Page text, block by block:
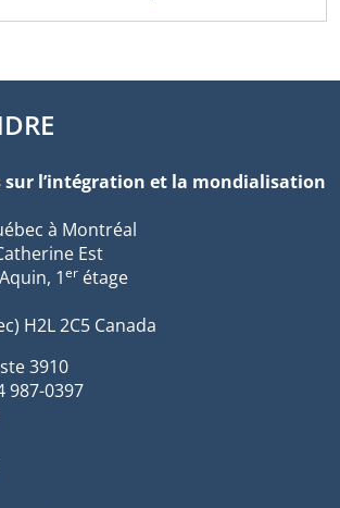
sur l’intégration et la mondialisation
à Montréal
Est
1er étage
H2L 2C5 Canada
3910
987-0397